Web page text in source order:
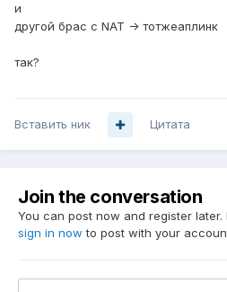
и
другой брас с NAT -> тотжеаплинк
так?
Вставить ник Цитата
Join the conversation
You can post now and register
sign in now to post with your